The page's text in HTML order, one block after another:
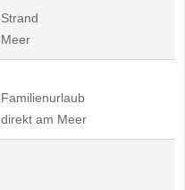
Strand
Meer
Familienurlaub
direkt am Meer